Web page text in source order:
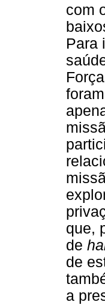
com
Para
que,
de
de
a